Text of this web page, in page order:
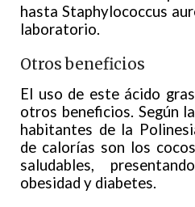
hasta Staphylococcus
laboratorio.
Otros beneficios
El uso de este ácido
otros beneficios. Según
habitantes de la
de calorías son los
saludables,
obesidad y diabetes.